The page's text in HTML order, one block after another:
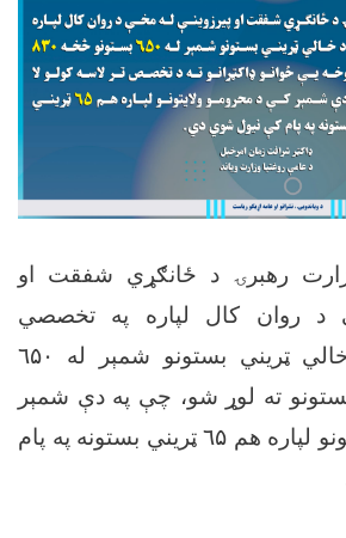
رهبرۍ د ځانګړي شفقت او
د روان کال لپاره په تخصصي
ټریني بستونو شمېر له ٦
۵۰
ته لوړ شو، چې په دې شمېر
لپاره هم ٦ ۵
ټریني بستونه په پام